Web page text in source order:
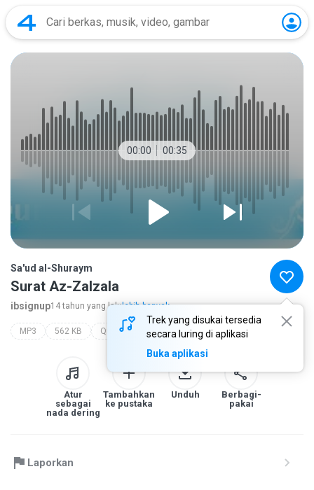
00:00 00:35
Trek yang disukai tersedia
secara luring di aplikasi
Buka aplikasi
Sa'ud al-Shuraym
Surat Az-Zalzala
ibsignup14 tahun yang lalulebih banyak...
MP3 562 KB Quran quran sa'ud al-shuraym
Atur
sebagai
nada dering
Tambahkan
ke pustaka
Unduh
Berbagi-
pakai
Laporkan